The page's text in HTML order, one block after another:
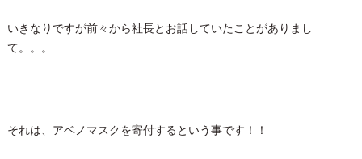
いきなりですが前々から社長とお話していたことがありまし
て。。。
それは、アベノマスクを寄付するという事です！！